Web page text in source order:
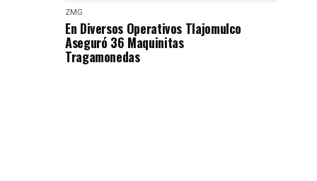
ZMG
En Diversos Operativos Tlajomulco
Aseguró 36 Maquinitas
Tragamonedas